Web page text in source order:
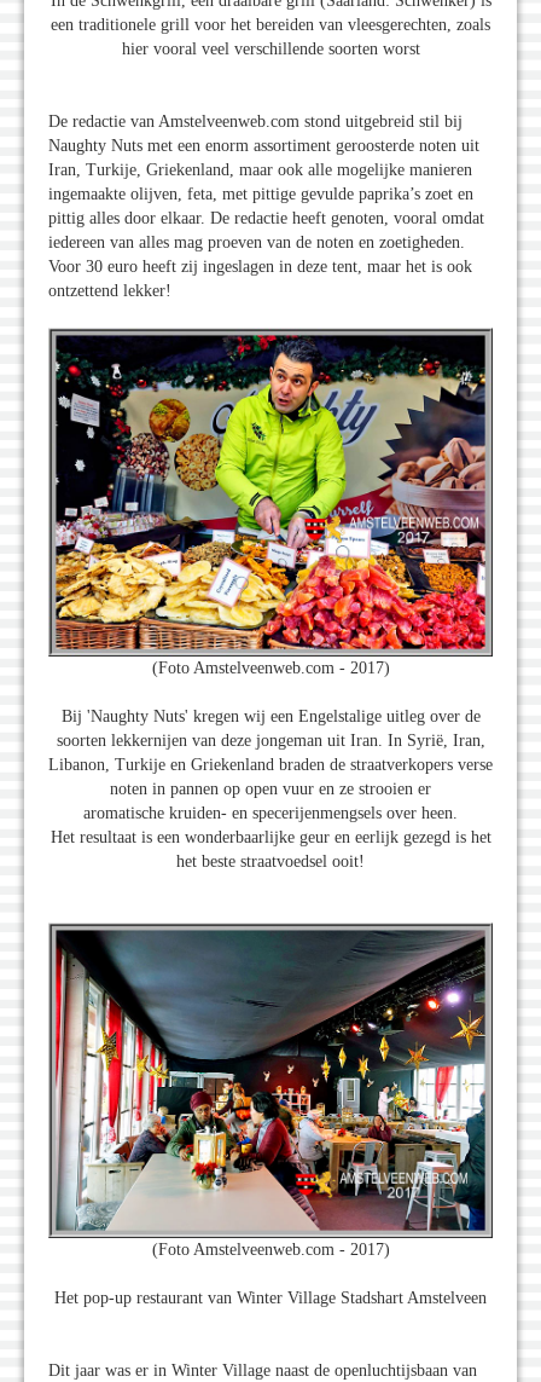
een traditionele grill voor het bereiden van vleesgerechten, zoals
hier vooral veel verschillende soorten worst
De redactie van Amstelveenweb.com stond uitgebreid stil bij
Naughty Nuts met een enorm assortiment geroosterde noten uit
Iran, Turkije, Griekenland, maar ook alle mogelijke manieren
ingemaakte olijven, feta, met pittige gevulde paprika’s zoet en
pittig alles door elkaar. De redactie heeft genoten, vooral omdat
iedereen van alles mag proeven van de noten en zoetigheden.
Voor 30 euro heeft zij ingeslagen in deze tent, maar het is ook
ontzettend lekker!
(Foto Amstelveenweb.com - 2017)
Bij 'Naughty Nuts' kregen wij een Engelstalige uitleg over de
soorten lekkernijen van deze jongeman uit Iran. In Syrië, Iran,
Libanon, Turkije en Griekenland braden de straatverkopers verse
noten in pannen op open vuur en ze strooien er
aromatische kruiden- en specerijenmengsels over heen.
Het resultaat is een wonderbaarlijke geur en eerlijk gezegd is het
het beste straatvoedsel ooit!
(Foto Amstelveenweb.com - 2017)
Het pop-up restaurant van Winter Village Stadshart Amstelveen
Dit jaar was er in Winter Village naast de openluchtijsbaan van